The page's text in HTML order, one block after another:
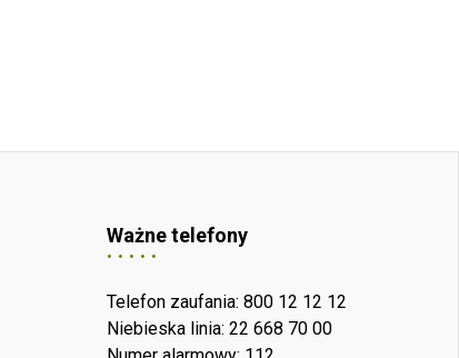
Ważne telefony
Telefon zaufania: 800 12 12 12
Niebieska linia: 22 668 70 00